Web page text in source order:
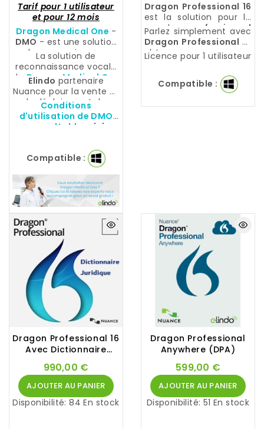
Tarif pour 1 utilisateur
et pour 12 mois
Dragon Medical One -
DMO - est une solution
de reconnaissance
vocale sécurisée
disponible dans le cloud
partout et tout le
temps.
La solution de
reconnaissance vocale
de Dragon Medical One
-DMOsécurisée,
disponible dans
Cloud Microsoft
Azure certifié HDS
Elindo partenaire
Nuance pour la vente et
le déploiement de
Dragon Medical One.
Conditions
d'utilisation de DMO
consultables : ici
Compatible :
Dragon Professional 16
est la solution pour le
mondeprofessionnel
cherchant àgagner du
temps efficacement
Parlez simplement avec
Dragon Professional et
obtenez une
transcription quasi
Licence pour 1 utilisateur
Compatible :
Dragon Professional 16
Avec Dictionnaire
Legal)
990,00 €
AJOUTER AU PANIER
Disponibilité:84 En stock
Dragon Professional
Anywhere (DPA)
599,00 €
AJOUTER AU PANIER
Disponibilité: 51 En stock